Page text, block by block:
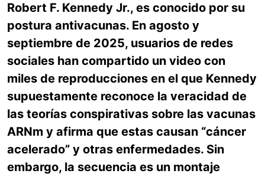
Robert F. Kennedy Jr., es conocido por su
postura antivacunas. En agosto y
septiembre de 2025, usuarios de redes
sociales han compartido un video con
miles de reproducciones en el que Kennedy
supuestamente reconoce la veracidad de
las teorías conspirativas sobre las vacunas
ARNm y afirma que estas causan “cáncer
acelerado” y otras enfermedades. Sin
embargo, la secuencia es un montaje